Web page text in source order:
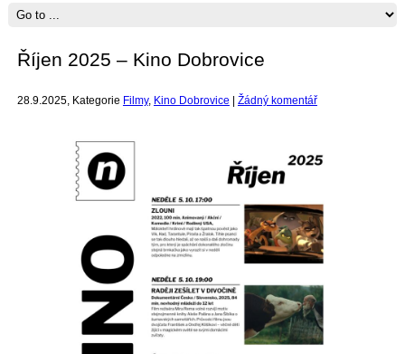
Říjen 2025 – Kino Dobrovice
28.9.2025, Kategorie Filmy, Kino Dobrovice Žádný komentář